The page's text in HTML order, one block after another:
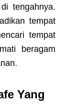
tengahnya.
tempat
tempat
beragam
Yang